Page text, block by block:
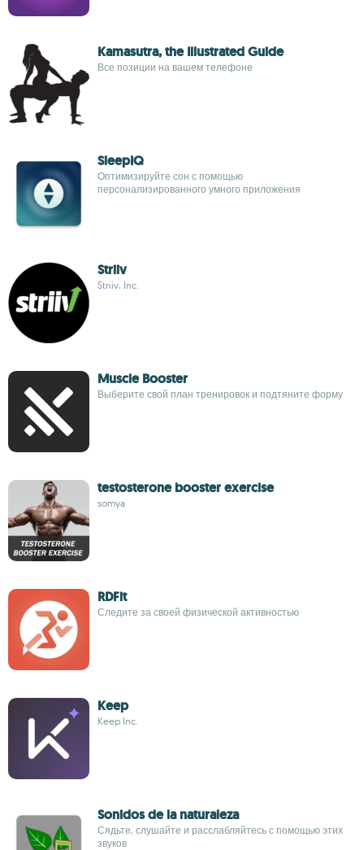
Kamasutra, the Illustrated Guide
Все позиции на вашем телефоне
SleepIQ
Оптимизируйте сон с помощью
персонализированного умного приложения
Striiv
Striiv, Inc.
Muscle Booster
Выберите свой план тренировок и подтяните форму
testosterone booster exercise
somya
RDFit
Следите за своей физической активностью
Keep
Keep Inc.
Sonidos de la naturaleza
Сядьте, слушайте и расслабляйтесь с помощью этих
звуков